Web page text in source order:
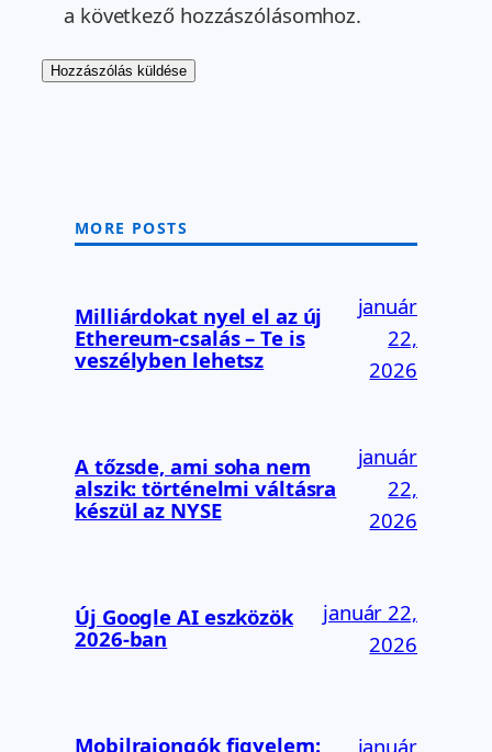
a következő hozzászólásomhoz.
MORE POSTS
Milliárdokat nyel el az új
Ethereum-csalás – Te is
veszélyben lehetsz
január
22,
2026
A tőzsde, ami soha nem
alszik: történelmi váltásra
készül az NYSE
január
22,
2026
Új Google AI eszközök
2026-ban
január 22,
2026
Mobilrajongók figyelem: január